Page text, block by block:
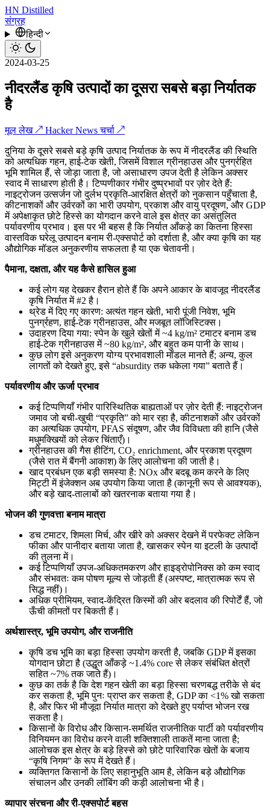
HN Distilled
संग्रह
हिन्दी
2024-03-25
नीदरलैंड कृषि उत्पादों का दूसरा सबसे बड़ा निर्यातक
है
मूल लेख ↗ Hacker News चर्चा ↗
दुनिया के दूसरे सबसे बड़े कृषि उत्पाद निर्यातक के रूप में नीदरलैंड की स्थिति
को अत्यधिक गहन, हाई-टेक खेती, जिसमें विशाल ग्रीनहाउस और पुनर्ग्रहित
भूमि शामिल हैं, से जोड़ा जाता है, जो असाधारण उपज देती है लेकिन अक्सर
स्वाद में साधारण होती है। टिप्पणीकार गंभीर दुष्प्रभावों पर ज़ोर देते हैं:
नाइट्रोजन उत्सर्जन जो दुर्लभ प्रकृति-आरक्षित क्षेत्रों को नुकसान पहुँचाता है,
कीटनाशकों और उर्वरकों का भारी उपयोग, प्रकाश और वायु प्रदूषण, और GDP
में अपेक्षाकृत छोटे हिस्से का योगदान करने वाले इस क्षेत्र का असंतुलित
पर्यावरणीय प्रभाव। इस पर भी बहस है कि निर्यात आँकड़े का कितना हिस्सा
वास्तविक घरेलू उत्पादन बनाम री-एक्सपोर्ट को दर्शाता है, और क्या कृषि का यह
औद्योगिक मॉडल अनुकरणीय सफलता है या एक चेतावनी।
पैमाना, दक्षता, और यह कैसे हासिल हुआ
कई लोग यह देखकर हैरान होते हैं कि अपने आकार के बावजूद नीदरलैंड
कृषि निर्यात में #2 है।
थ्रेड में दिए गए कारण: अत्यंत गहन खेती, भारी पूंजी निवेश, भूमि
पुनर्ग्रहण, हाई-टेक ग्रीनहाउस, और मजबूत लॉजिस्टिक्स।
उदाहरण दिया गया: स्पेन के खुले खेतों में ~4 kg/m² टमाटर बनाम डच
हाई-टेक ग्रीनहाउस में ~80 kg/m², और बहुत कम पानी के साथ।
कुछ लोग इसे अनुकरण योग्य प्रभावशाली मॉडल मानते हैं; अन्य, कुल
लागतों को देखते हुए, इसे “absurdity तक धकेला गया” बताते हैं।
पर्यावरणीय और ऊर्जा प्रभाव
कई टिप्पणियाँ गंभीर पारिस्थितिक बाह्यताओं पर ज़ोर देती हैं: नाइट्रोजन
जमाव जो बची-खुची “प्रकृति” को मार रहा है, कीटनाशकों और उर्वरकों
का अत्यधिक उपयोग, PFAS संदूषण, और जैव विविधता की हानि (जैसे
मधुमक्खियों को लेकर चिंताएँ)।
ग्रीनहाउस की गैस हीटिंग, CO₂ enrichment, और प्रकाश प्रदूषण
(जैसे रात में बैंगनी आकाश) के लिए आलोचना की जाती है।
खाद प्रबंधन एक बड़ी समस्या है: NOx और बदबू कम करने के लिए
मिट्टी में इंजेक्शन अब उपयोग किया जाता है (कानूनी रूप से आवश्यक),
और बड़े खाद-तालाबों को खतरनाक बताया गया है।
भोजन की गुणवत्ता बनाम मात्रा
डच टमाटर, शिमला मिर्च, और खीरे को अक्सर देखने में परफेक्ट लेकिन
फीका और पानीदार बताया जाता है, खासकर स्पेन या इटली के उत्पादों
की तुलना में।
कई टिप्पणियाँ उपज-अधिकतमकरण और हाइड्रोपोनिक्स को कम स्वाद
और संभवतः कम पोषण मूल्य से जोड़ती हैं (अस्पष्ट, मात्रात्मक रूप से
सिद्ध नहीं)।
अधिक प्रीमियम, स्वाद-केंद्रित किस्मों की ओर बदलाव की रिपोर्टें हैं, जो
ऊँची कीमतों पर बिकती हैं।
अर्थशास्त्र, भूमि उपयोग, और राजनीति
कृषि डच भूमि का बड़ा हिस्सा उपयोग करती है, जबकि GDP में इसका
योगदान छोटा है (उद्धृत आँकड़े ~1.4% core से लेकर संबंधित क्षेत्रों
सहित ~7% तक जाते हैं)।
कुछ का तर्क है कि देश गहन खेती का बड़ा हिस्सा चरणबद्ध तरीके से बंद
कर सकता है, भूमि पुनः प्राप्त कर सकता है, GDP का <1% खो सकता
है, और फिर भी मौजूदा निर्यात मात्रा को देखते हुए पर्याप्त भोजन रख
सकता है।
किसानों के विरोध और किसान-समर्थित राजनीतिक पार्टी को पर्यावरणीय
विनियमन का विरोध करने वाली शक्तिशाली ताकतें माना जाता है;
आलोचक इस क्षेत्र के बड़े हिस्से को छोटे पारिवारिक खेतों के बजाय
“कृषि निगम” के रूप में देखते हैं।
व्यक्तिगत किसानों के लिए सहानुभूति आम है, लेकिन बड़े औद्योगिक
संचालन और उनकी लॉबिंग की कड़ी आलोचना भी है।
व्यापार संरचना और री-एक्सपोर्ट बहस